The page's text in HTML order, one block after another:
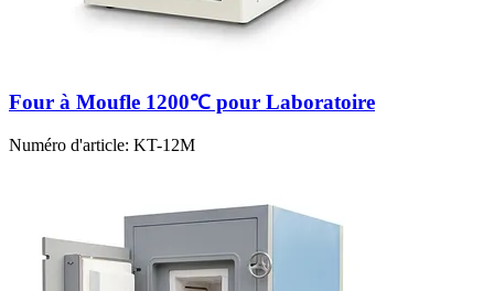
Four à Moufle 1200℃ pour Laboratoire
Numéro d'article: KT-12M